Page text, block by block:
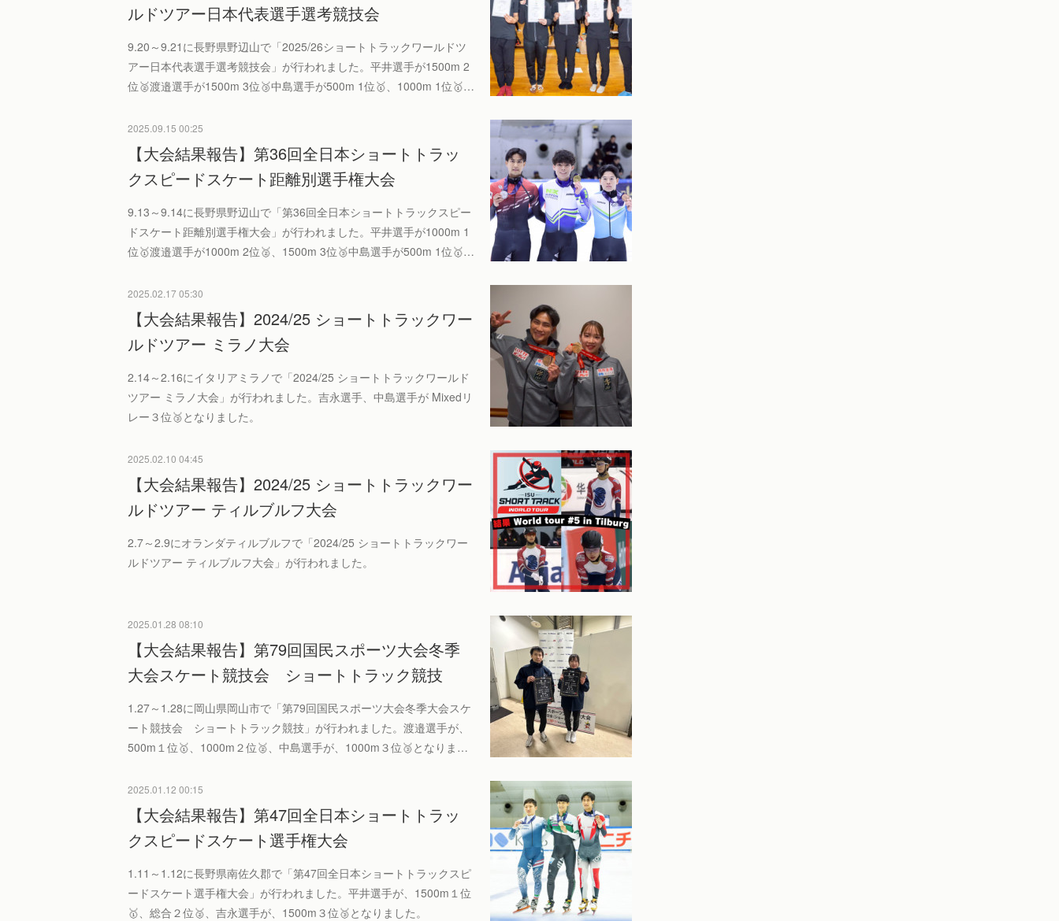
ルドツアー日本代表選手選考競技会
9.20～9.21に長野県野辺山で「2025/26ショートトラックワールドツ
アー日本代表選手選考競技会」が行われました。平井選手が1500m 2
位🥈渡邉選手が1500m 3位🥉中島選手が500m 1位🥇、1000m 1位🥇…
2025.09.15 00:25
【大会結果報告】第36回全日本ショートトラッ
クスピードスケート距離別選手権大会
9.13～9.14に長野県野辺山で「第36回全日本ショートトラックスピー
ドスケート距離別選手権大会」が行われました。平井選手が1000m 1
位🥇渡邉選手が1000m 2位🥈、1500m 3位🥉中島選手が500m 1位🥇…
2025.02.17 05:30
【大会結果報告】2024/25 ショートトラックワー
ルドツアー ミラノ大会
2.14～2.16にイタリアミラノで「2024/25 ショートトラックワールド
ツアー ミラノ大会」が行われました。吉永選手、中島選手が Mixedリ
レー３位🥉となりました。
2025.02.10 04:45
【大会結果報告】2024/25 ショートトラックワー
ルドツアー ティルブルフ大会
2.7～2.9にオランダティルブルフで「2024/25 ショートトラックワー
ルドツアー ティルブルフ大会」が行われました。
2025.01.28 08:10
【大会結果報告】第79回国民スポーツ大会冬季
大会スケート競技会 ショートトラック競技
1.27～1.28に岡山県岡山市で「第79回国民スポーツ大会冬季大会スケ
ート競技会 ショートトラック競技」が行われました。渡邉選手が、
500m１位🥇、1000m２位🥈、中島選手が、1000m３位🥉となりま…
2025.01.12 00:15
【大会結果報告】第47回全日本ショートトラッ
クスピードスケート選手権大会
1.11～1.12に長野県南佐久郡で「第47回全日本ショートトラックスピ
ードスケート選手権大会」が行われました。平井選手が、1500m１位
🥇、総合２位🥈、吉永選手が、1500m３位🥉となりました。